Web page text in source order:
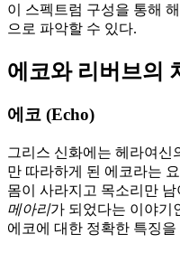
이 스펙트럼 구성을 통해
으로 파악할 수 있다.
에코와 리버브의
에코 (Echo)
그리스 신화에는 헤라여신
만 따라하게 된 에코라는
몸이 사라지고 목소리만
메아리가 되었다는 이야기
에코에 대한 정확한 특징을